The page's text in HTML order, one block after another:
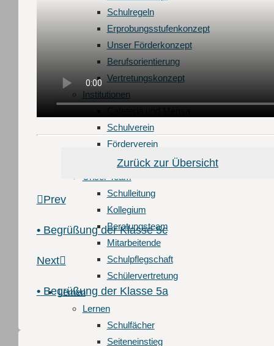
Schulregeln
Erprobungsstufenkonzept
Unser Förderkonzept
Berufsorientierung
Vertretungskonzept
Institutionen
Schulverein
Förderverein
Elterninitiative Spinde
Unser Team
Schulleitung
Kollegium
Beratungsteam
Mitarbeitende
Schulpflegschaft
Schülervertretung
Lernen
Lernen
Schulfächer
Seiteneinstieg
Zurück zur Übersicht
Prev
•Begrüßung der Klasse 5c
Next
•Begrüßung der Klasse 5a